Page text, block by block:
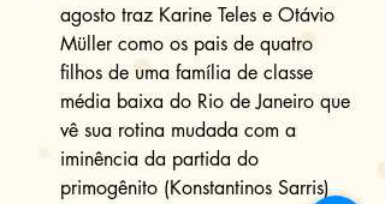
agosto traz Karine Teles e Otávio
Müller como os pais de quatro
filhos de uma família de classe
média baixa do Rio de Janeiro que
vê sua rotina mudada com a
iminência da partida do
primogênito (Konstantinos Sarris)